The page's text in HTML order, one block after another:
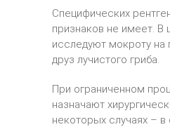
Специфических
признаков не имеет. В
исследуют мокроту на
друз лучистого гриба.
При ограниченном
назначают
некоторых случаях – в